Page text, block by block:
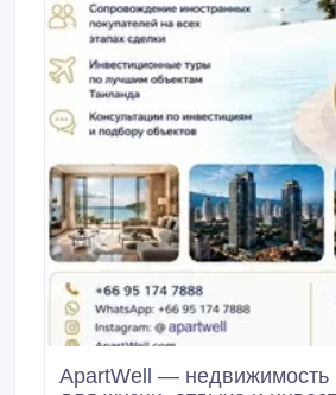
Сауна Уютная зона отдыха с беседкой и мангалом
Авсаллар — один из самых
Алании: спокойная атмосфера, красивая природа,
близость к морю и всё
ApartWell — недвижимость